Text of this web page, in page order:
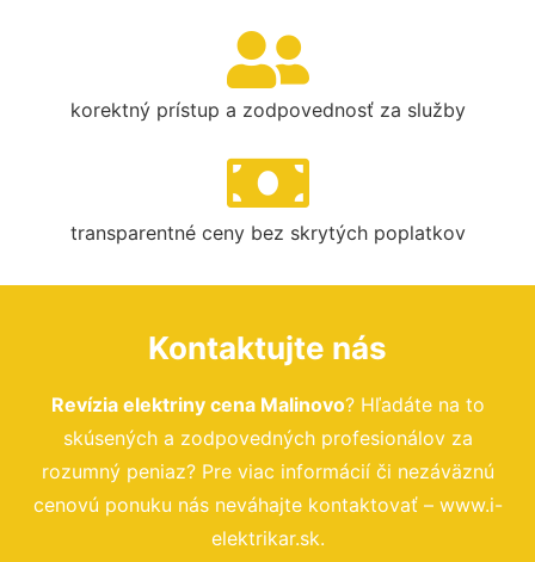
korektný prístup a zodpovednosť za služby
transparentné ceny bez skrytých poplatkov
Kontaktujte nás
Revízia elektriny cena Malinovo? Hľadáte na to
skúsených a zodpovedných profesionálov za
rozumný peniaz? Pre viac informácií či nezáväznú
cenovú ponuku nás neváhajte kontaktovať – www.i-
elektrikar.sk.